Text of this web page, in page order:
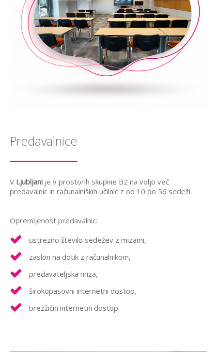
Predavalnice
V Ljubljani je v prostorih skupine B2 na voljo več
predavalnic in računalniških učilnic z od 10 do 56 sedeži.
Opremljenost predavalnic:
ustrezno število sedežev z mizami,
zaslon na dotik z računalnikom,
predavateljska miza,
širokopasovni internetni dostop,
brezžični internetni dostop.